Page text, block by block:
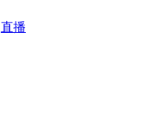
直播